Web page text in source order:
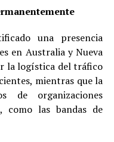
una presencia
en Australia y Nueva
la logística del tráfico
mientras que la
de organizaciones
como las bandas de